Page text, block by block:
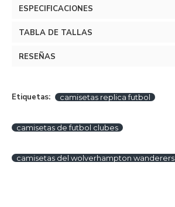
ESPECIFICACIONES
TABLA DE TALLAS
RESEÑAS
Etiquetas: camisetas replica futbol
camisetas de futbol clubes
camisetas del wolverhampton wanderers